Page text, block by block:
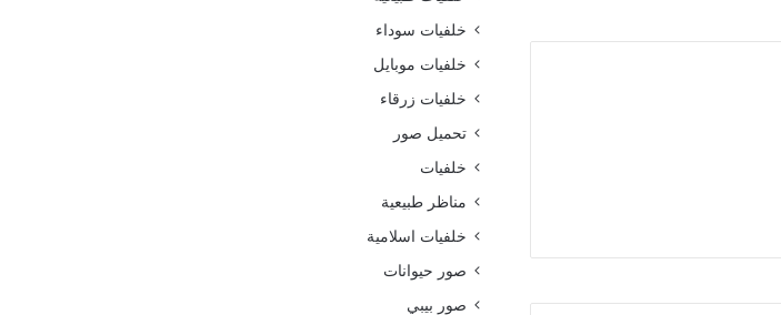
خلفيات سوداء
خلفيات موبايل
خلفيات زرقاء
تحميل صور
خلفيات
مناظر طبيعية
خلفيات اسلامية
صور حيوانات
صور بيبي